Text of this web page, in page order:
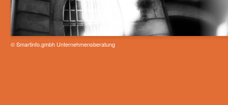
© Smartinfo.gmbh Unternehmensberatung